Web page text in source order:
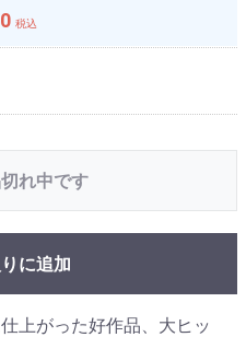
税込
れ中です
に追加
上がった好作品、大ヒッ